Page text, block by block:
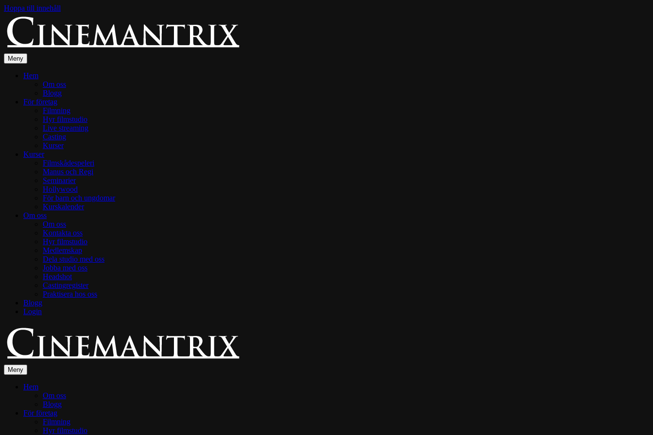
Hoppa till innehåll
Meny
Hem
Om oss
Blogg
För företag
Filmning
Hyr filmstudio
Live streaming
Casting
Kurser
Kurser
Filmskådespeleri
Manus och Regi
Seminarier
Hollywood
För barn och ungdomar
Kurskalender
Om oss
Om oss
Kontakta oss
Hyr filmstudio
Medlemskap
Dela studio med oss
Jobba med oss
Headshot
Castingregister
Praktisera hos oss
Blogg
Login
Meny
Hem
Om oss
Blogg
För företag
Filmning
Hyr filmstudio